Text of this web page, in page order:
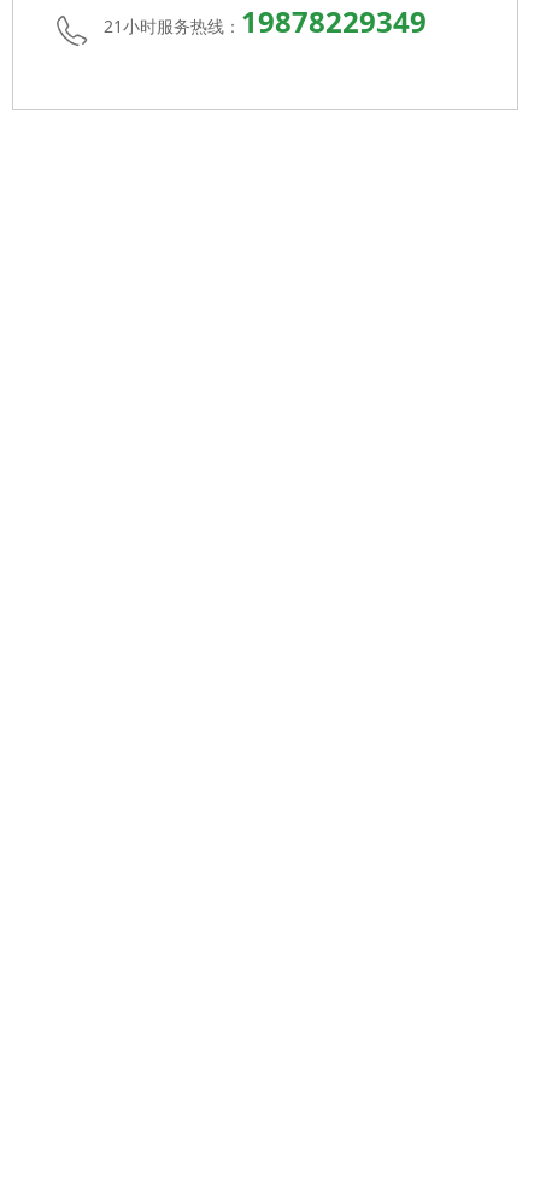
21小时服务热线： 19878229349